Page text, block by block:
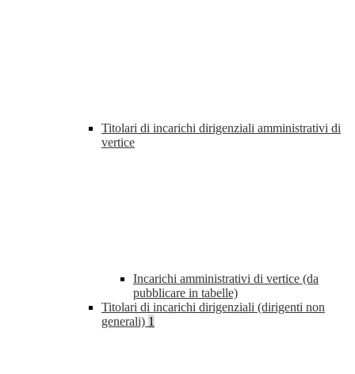
Titolari di incarichi dirigenziali amministrativi di
vertice
Incarichi amministrativi di vertice (da
pubblicare in tabelle)
Titolari di incarichi dirigenziali (dirigenti non
generali) 1